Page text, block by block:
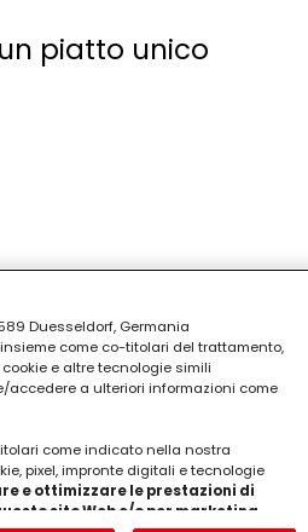
piatto unico
Duesseldorf, Germania
come co-titolari del trattamento,
e altre tecnologie simili
accedere a ulteriori informazioni come
come indicato nella nostra
pixel, impronte digitali e tecnologie
e ottimizzare le prestazioni di
sito Web e/o per marketing